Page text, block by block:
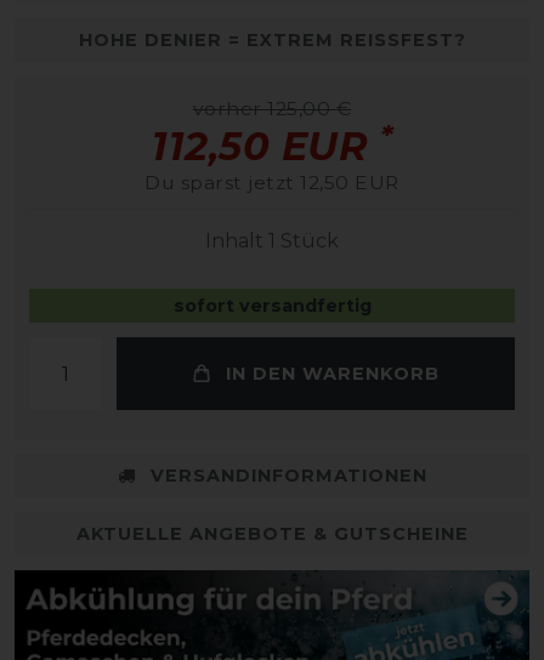
HOHE DENIER = EXTREM REISSFEST?
vorher 125,00 €
112,50 EUR *
Du sparst jetzt 12,50 EUR
Inhalt 1 Stück
sofort versandfertig
IN DEN WARENKORB
VERSANDINFORMATIONEN
AKTUELLE ANGEBOTE & GUTSCHEINE